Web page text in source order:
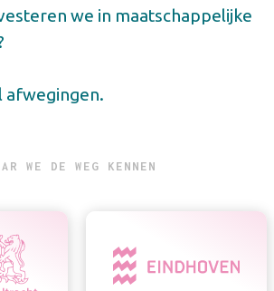
we in maatschappelijke
afwegingen.
WE DE WEG KENNEN